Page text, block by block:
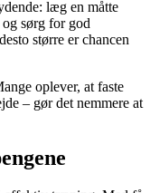
læg en måtte
sørg for god
større er chancen
oplever, at faste
– gør det nemmere at